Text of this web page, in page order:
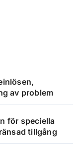
av problem
för speciella
tillgång